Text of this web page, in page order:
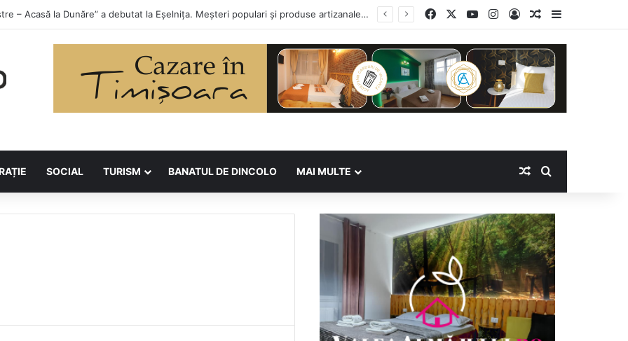
la Asociația BUNETI Facebook YouTubeInstagram
Log InRandom Article
SOCIAL TURISM BANATUL DE DINCOLO MAI MULTE Random Article